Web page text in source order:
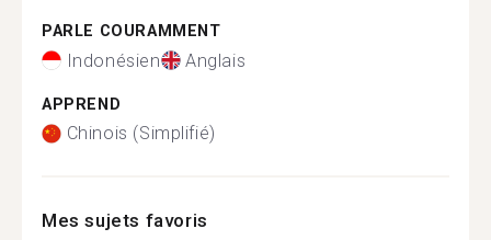
PARLE COURAMMENT
Indonésien Anglais
APPREND
Chinois (Simplifié)
Mes sujets favoris